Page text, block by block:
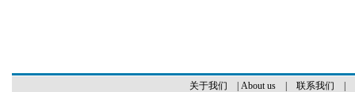
关于我们 About us| 联系我们